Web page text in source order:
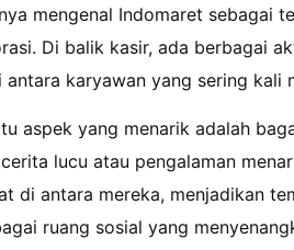
mengenal Indomaret sebagai
Di balik kasir, ada berbagai
antara karyawan yang sering kali
aspek yang menarik adalah
lucu atau pengalaman
di antara mereka, menjadikan
ruang sosial yang